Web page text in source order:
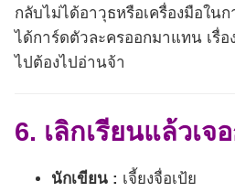
กลับไม่ได้อาวุธหรือเครื่องมือใน
ได้การ์ดตัวละครออกมาแทน เรื่อ
ไปต้องไปอ่านจ้า
6. เลิกเรียนแล้วเจ
นักเขียน : เจี้ยงจื่อเป้ย